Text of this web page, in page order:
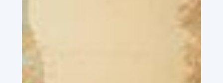
Lad vores store erfaring
komme dig til gavn
Vi har handlet og rejst i Grønland gennem mere
end 30 år og har derigennem opnået stor